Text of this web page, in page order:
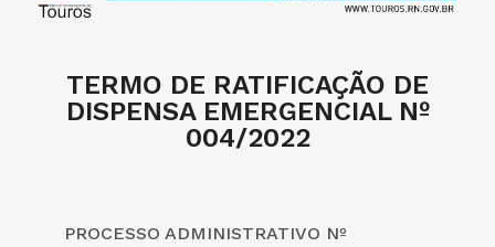
TERMO DE RATIFICAÇÃO DE
DISPENSA EMERGENCIAL Nº
004/2022
PROCESSO ADMINISTRATIVO Nº